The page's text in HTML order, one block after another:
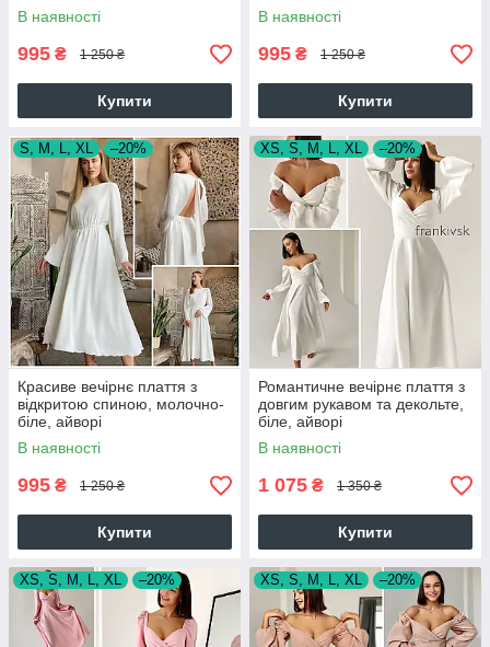
айворі
В наявності
995 ₴ 1 250 ₴
Купити
В наявності
995 ₴ 1 250 ₴
Купити
S, M, L, XL –20%
Красиве вечірнє плаття з
відкритою спиною, молочно-
біле, айворі
В наявності
995 ₴ 1 250 ₴
Купити
XS, S, M, L, XL –20%
Романтичне вечірнє плаття з
довгим рукавом та декольте,
біле, айворі
В наявності
1 075 ₴ 1 350 ₴
Купити
XS, S, M, L, XL –20% XS, S, M, L, XL –20%